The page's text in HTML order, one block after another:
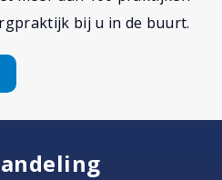
bij u in de buurt.